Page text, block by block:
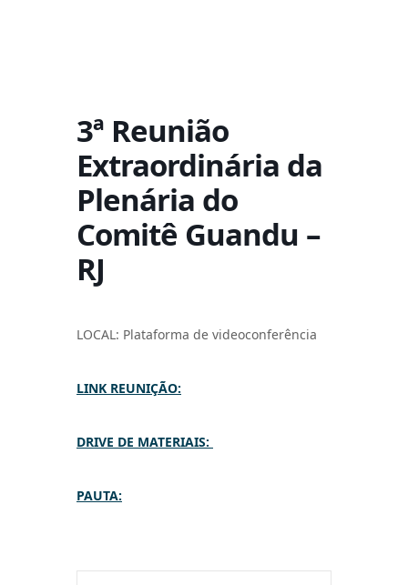
3ª Reunião
Extraordinária da
Plenária do
Comitê Guandu –
RJ
LOCAL: Plataforma de videoconferência
LINK REUNIÇÃO:
DRIVE DE MATERIAIS:
PAUTA: